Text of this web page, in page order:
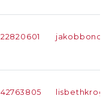
22820601
42763805